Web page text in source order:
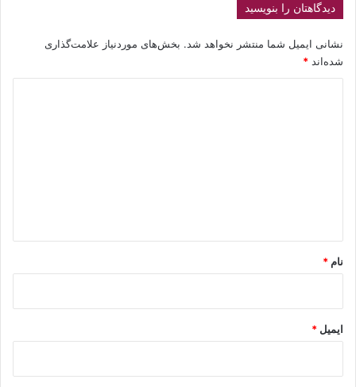
دیدگاهتان را بنویسید
نشانی ایمیل شما منتشر نخواهد شد. بخش‌های موردنیاز علامت‌گذاری
شده‌اند *
نام *
ایمیل *